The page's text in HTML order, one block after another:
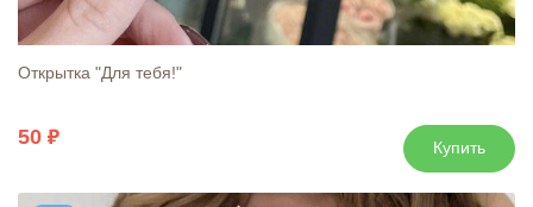
Открытка "Для тебя!"
50 Купить